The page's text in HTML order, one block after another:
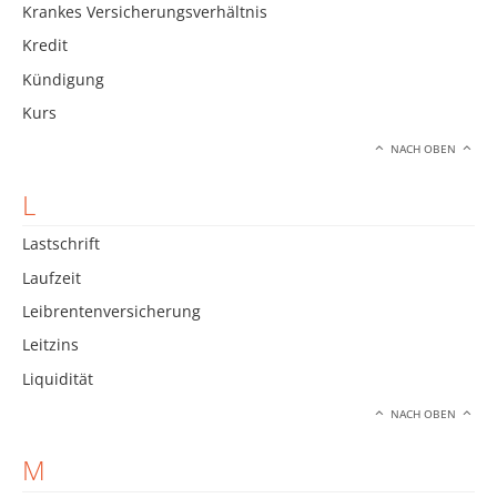
Krankes Versicherungsverhältnis
Kredit
Kündigung
Kurs
NACH OBEN
L
Lastschrift
Laufzeit
Leibrentenversicherung
Leitzins
Liquidität
NACH OBEN
M